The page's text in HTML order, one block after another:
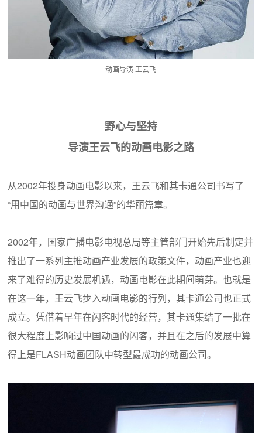
动画导演 王云飞
野心与坚持
导演王云飞的动画电影之路
从2002年投身动画电影以来，王云飞和其卡通公司书写了
“用中国的动画与世界沟通”的华丽篇章。
2002年，国家广播电影电视总局等主管部门开始先后制定并
推出了一系列主推动画产业发展的政策文件，动画产业也迎
来了难得的历史发展机遇，动画电影在此期间萌芽。也就是
在这一年，王云飞步入动画电影的行列，其卡通公司也正式
成立。凭借着早年在闪客时代的经营，其卡通集结了一批在
很大程度上影响过中国动画的闪客，并且在之后的发展中算
得上是FLASH动画团队中转型最成功的动画公司。